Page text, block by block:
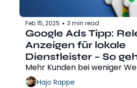
Feb 15, 2025 • 3 min read
Google Ads Tipp:
Anzeigen für lokale
Dienstleister – So
Mehr Kunden bei weniger
Hajo Rappe